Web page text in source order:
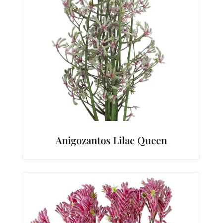
Anigozantos Lilac Queen